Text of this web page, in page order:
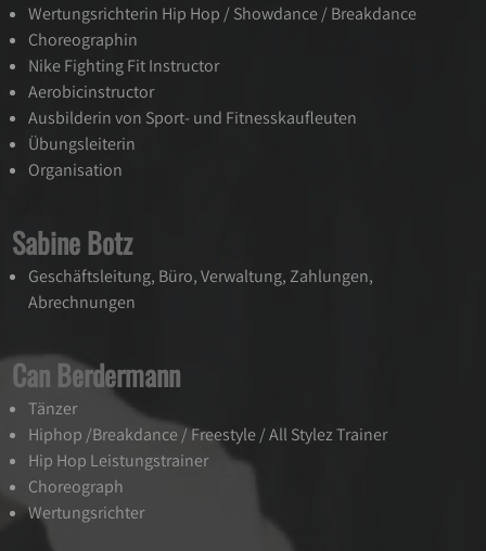
Wertungsrichterin Hip Hop / Showdance / Breakdance
Choreographin
Nike Fighting Fit Instructor
Aerobicinstructor
Ausbilderin von Sport- und Fitnesskaufleuten
Übungsleiterin
Organisation
Sabine Botz
Geschäftsleitung, Büro, Verwaltung, Zahlungen,
Abrechnungen
Can Berdermann
Tänzer
Hiphop /Breakdance / Freestyle / All Stylez Trainer
Hip Hop Leistungstrainer
Choreograph
Wertungsrichter